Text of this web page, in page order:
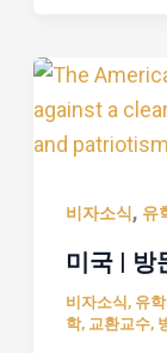
비자소식, 유
미국 | 방
비자소식, 유
학, 교환교수,
미
국
|
문
연
구
원